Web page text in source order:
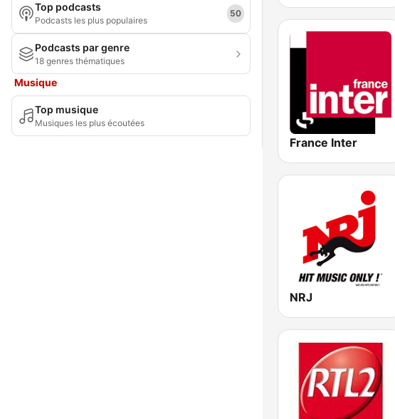
Top podcasts
Podcasts les plus populaires
50
Podcasts par genre
18 genres thématiques
Musique
Top musique
Musiques les plus écoutées
France Inter
NRJ